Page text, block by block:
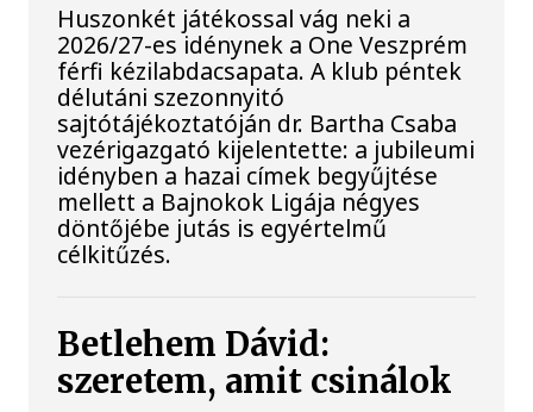
Huszonkét játékossal vág neki a
2026/27-es idénynek a One Veszprém
férfi kézilabdacsapata. A klub péntek
délutáni szezonnyitó
sajtótájékoztatóján dr. Bartha Csaba
vezérigazgató kijelentette: a jubileumi
idényben a hazai címek begyűjtése
mellett a Bajnokok Ligája négyes
döntőjébe jutás is egyértelmű
célkitűzés.
Betlehem Dávid:
szeretem, amit csinálok